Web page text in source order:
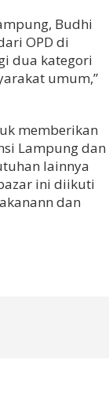
Budhi
OPD di
dua kategori
umum,”
memberikan
Lampung dan
lainnya
ini diikuti
dan